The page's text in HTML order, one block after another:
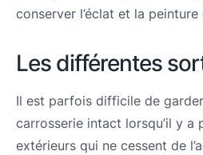
conserver l’éclat et la
Les différentes
Il est parfois difficile de garder
carrosserie intact lorsqu’il y a
extérieurs qui ne cessent de